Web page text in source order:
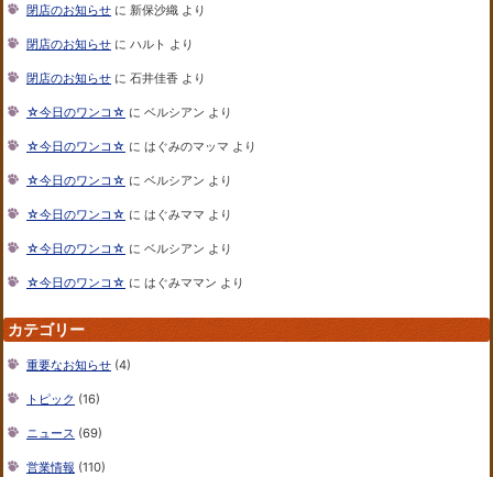
閉店のお知らせ に 新保沙織 より
閉店のお知らせ に ハルト より
閉店のお知らせ に 石井佳香 より
☆今日のワンコ☆ に ベルシアン より
☆今日のワンコ☆ に はぐみのマッマ より
☆今日のワンコ☆ に ベルシアン より
☆今日のワンコ☆ に はぐみママ より
☆今日のワンコ☆ に ベルシアン より
☆今日のワンコ☆ に はぐみママン より
カテゴリー
重要なお知らせ (4)
トピック (16)
ニュース (69)
営業情報 (110)